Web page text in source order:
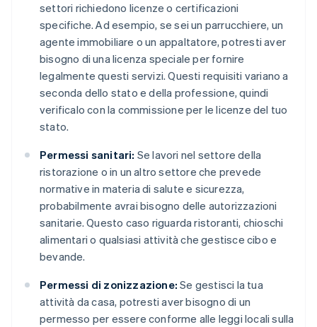
settori richiedono licenze o certificazioni
specifiche. Ad esempio, se sei un parrucchiere, un
agente immobiliare o un appaltatore, potresti aver
bisogno di una licenza speciale per fornire
legalmente questi servizi. Questi requisiti variano a
seconda dello stato e della professione, quindi
verificalo con la commissione per le licenze del tuo
stato.
Permessi sanitari: Se lavori nel settore della
ristorazione o in un altro settore che prevede
normative in materia di salute e sicurezza,
probabilmente avrai bisogno delle autorizzazioni
sanitarie. Questo caso riguarda ristoranti, chioschi
alimentari o qualsiasi attività che gestisce cibo e
bevande.
Permessi di zonizzazione: Se gestisci la tua
attività da casa, potresti aver bisogno di un
permesso per essere conforme alle leggi locali sulla